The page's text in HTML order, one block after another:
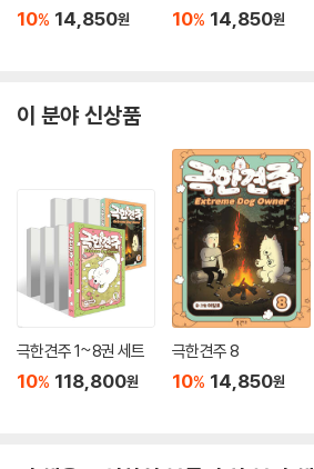
10% 14,850원 10% 14,850원
이 분야 신상품
극한견주 1~8권 세트
10% 118,800원
극한견주 8
10% 14,850원